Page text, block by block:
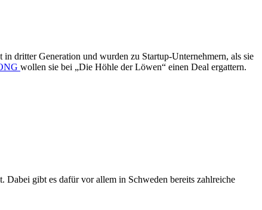
dritter Generation und wurden zu Startup-Unternehmern, als sie
wollen sie bei „Die Höhle der Löwen“ einen Deal ergattern.
gibt es dafür vor allem in Schweden bereits zahlreiche